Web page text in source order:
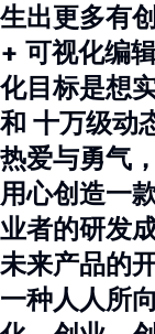
生出更多有
+ 可视化编
化目标是想
和 十万级动
热爱与勇气
用心创造一
业者的研发
未来产品的
一种人人所